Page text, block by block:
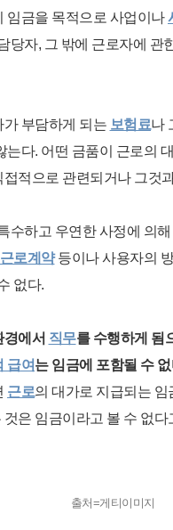
임금을 목적으로 사업이나
당자, 그 밖에 근로자에 관
부담하게 되는 보험료나
는다. 어떤 금품이 근로의
적으로 관련되거나 그것
수하고 우연한 사정에 의해
근로계약등이나 사용자의
없다.
경에서 직무를 수행하게 됨
급여는 임금에 포함될 수
근로의 대가로 지급되는
은 임금이라고 볼 수 없다
출처=게티이미지